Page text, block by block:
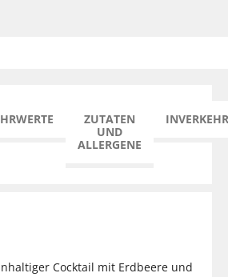
ZUTATEN
UND
ALLERGENE
Cocktail mit Erdbeere und